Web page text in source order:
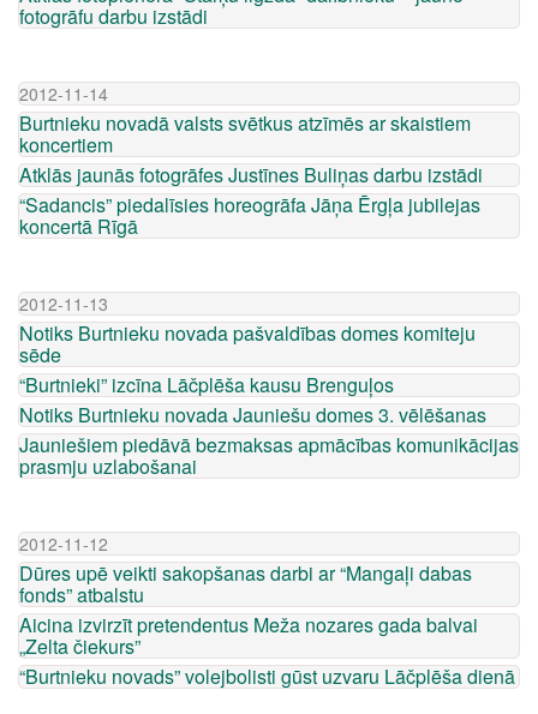
fotogrāfu darbu izstādi
2012-11-14
Burtnieku novadā valsts svētkus atzīmēs ar skaistiem
koncertiem
Atklās jaunās fotogrāfes Justīnes Buliņas darbu izstādi
“Sadancis” piedalīsies horeogrāfa Jāņa Ērgļa jubilejas
koncertā Rīgā
2012-11-13
Notiks Burtnieku novada pašvaldības domes komiteju
sēde
“Burtnieki” izcīna Lāčplēša kausu Brenguļos
Notiks Burtnieku novada Jauniešu domes 3. vēlēšanas
Jauniešiem piedāvā bezmaksas apmācības komunikācijas
prasmju uzlabošanai
2012-11-12
Dūres upē veikti sakopšanas darbi ar “Mangaļi dabas
fonds” atbalstu
Aicina izvirzīt pretendentus Meža nozares gada balvai
„Zelta čiekurs”
“Burtnieku novads” volejbolisti gūst uzvaru Lāčplēša dienā